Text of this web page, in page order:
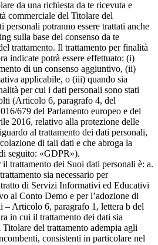
da una richiesta da te ricevuta e
commerciale del Titolare del
personali potranno essere trattati anche
sulla base del consenso da te
trattamento. Il trattamento per finalità
indicate potrà essere effettuato: (i)
di un consenso aggiuntivo, (ii)
applicabile, o (iii) quando sia
per cui i dati personali sono stati
(Articolo 6, paragrafo 4, del
679 del Parlamento europeo e del
2016, relativo alla protezione delle
al trattamento dei dati personali,
di tali dati e che abroga la
seguito: «GDPR»).
trattamento dei Suoi dati personali è: a.
sia necessario per
di Servizi Informativi ed Educativi
al Conto Demo e per l’adozione di
– Articolo 6, paragrafo 1, lettera b del
in cui il trattamento dei dati sia
del trattamento adempia agli
consistenti in particolare nel